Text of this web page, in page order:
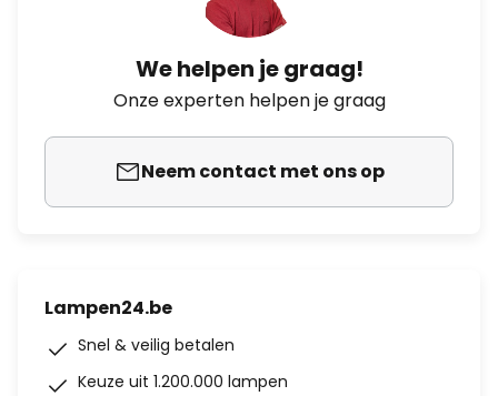
We helpen je graag!
Onze experten helpen je graag
Neem contact met ons op
Lampen24.be
Snel & veilig betalen
Keuze uit 1.200.000 lampen